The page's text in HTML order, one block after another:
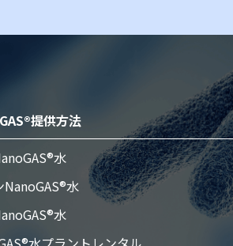
提供方法
水
NanoGAS®水
水